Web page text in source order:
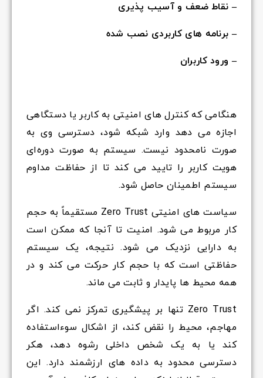
– نقاط ضعف و آسیب پذیری
– برنامه های کاربردی نصب شده
– ورود کاربران
هنگامی که کنترل های امنیتی به کاربر یا دستگاهی
اجازه می دهد وارد شبکه شود، دسترسی وی به
صورت نامحدود نیست. سیستم به صورت دوره‌ای
هویت کاربر را تایید می کند تا از حفاظت مداوم
سیستم اطمینان حاصل شود.
سیاست های امنیتی Zero Trust مستقیماً به حجم
کار مربوط می شود. امنیت تا آنجا که ممکن است
به دارایی نزدیک می شود. نتیجه، یک سیستم
حفاظتی است که با حجم کار حرکت می کند و در
همه محیط ها پایدار و ثابت می ماند.
Zero Trust تنها بر پیشگیری تمرکز نمی کند. اگر
مهاجم، محیط را نقض کند، از اشکال سوءاستفاده
کند یا به یک شخص داخلی رشوه دهد، هکر
دسترسی محدود به داده های ارزشمند دارد. این